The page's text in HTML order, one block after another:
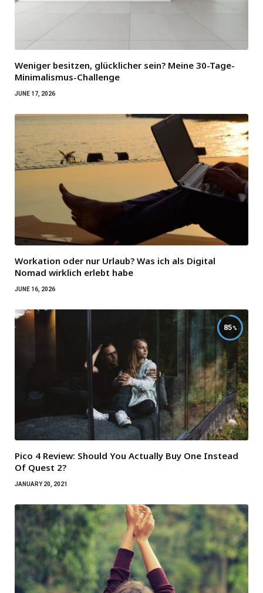
Weniger besitzen, glücklicher sein? Meine 30-Tage-
Minimalismus-Challenge
JUNE 17, 2026
Workation oder nur Urlaub? Was ich als Digital
Nomad wirklich erlebt habe
JUNE 16, 2026
85
Pico 4 Review: Should You Actually Buy One Instead
Of Quest 2?
JANUARY 20, 2021